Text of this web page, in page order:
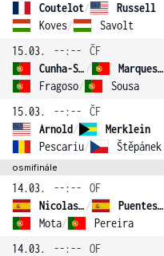
Coutelot/
Russell
Koves/ Savolt
15.03.
--:--
ČF
Cunha-Silva /
Marques (2)
Fragoso/ Sousa
15.03.
--:--
ČF
Arnold/
Merklein
Pescariu/ Štěpánek
osmifinále
14.03. --:--
OF
Nicolas-Espin /
Puentes-Alcaniz (1)
Mota/ Pereira
14.03.
--:--
OF